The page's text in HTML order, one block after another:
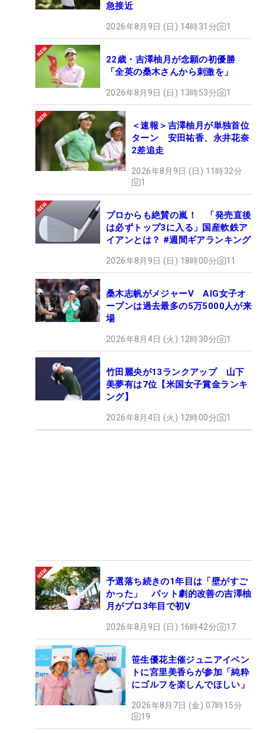
急接近
2026年8月9日 (日) 14時31分 1
22歳・吉澤柚月が念願の初優勝
「全英の桑木さんから刺激を」
2026年8月9日 (日) 13時53分 1
＜速報＞吉澤柚月が単独首位
ターン 安田祐香、永井花奈
2差追走
2026年8月9日 (日) 11時32分
1
プロからも絶賛の嵐！ 「発売直後
は必ずトップ3に入る」国産軟鉄ア
イアンとは？ #週間ギアランキング
2026年8月9日 (日) 18時00分 11
桑木志帆がメジャーV AIG女子オ
ープンは過去最多の5万5000人が来
場
2026年8月4日 (火) 12時30分 1
竹田麗央が13ランクアップ 山下
美夢有は7位【米国女子賞金ランキ
ング】
2026年8月4日 (火) 12時00分 1
予選落ち続きの1年目は「壁がすご
かった」 パット劇的改善の吉澤柚
月がプロ3年目で初V
2026年8月9日 (日) 16時42分 17
笹生優花主催ジュニアイベン
トに宮里美香らが参加「純粋
にゴルフを楽しんでほしい」
2026年8月7日 (金) 07時15分
19